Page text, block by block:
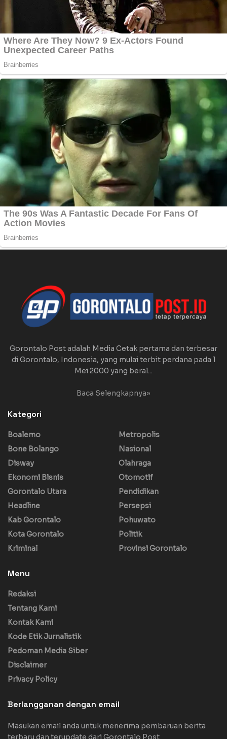
Gorontalo Post adalah Media Cetak pertama dan terbesar
di Gorontalo, Indonesia, yang mulai terbit perdana pada 1
Mei 2000 yang beral...
Baca Selengkapnya»
Kategori
Boalemo
Bone Bolango
Disway
Ekonomi Bisnis
Gorontalo Utara
Headline
Kab Gorontalo
Kota Gorontalo
Kriminal
Metropolis
Nasional
Olahraga
Otomotif
Pendidikan
Persepsi
Pohuwato
Politik
Provinsi Gorontalo
Menu
Redaksi
Tentang Kami
Kontak Kami
Kode Etik Jurnalistik
Pedoman Media Siber
Disclaimer
Privacy Policy
Berlangganan dengan email
Masukan email anda untuk menerima pembaruan berita
terbaru dan terupdate dari Gorontalo Post